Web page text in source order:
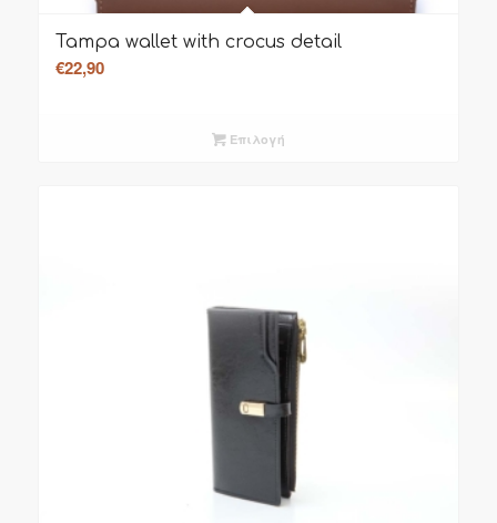
Tampa wallet with crocus detail
€22,90
Επιλογή